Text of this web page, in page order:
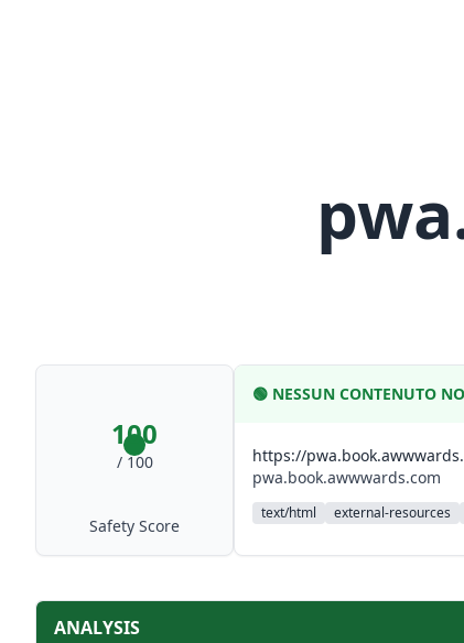
100
/ 100
Safety Score
🟢 NESSUN CONTENUTO
https://
pwa.book.awwwards.com
text/html external-resources
ANALYSIS